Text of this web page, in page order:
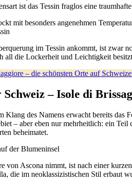
ist das Tessin fraglos eine
im Tessin ankommt, ist zwar
all die Lockerheit und Leichtigkeit
– die schönsten Orte auf
– Isole di
Klang des Namens erwacht bereits
– aber eben nur mehrheitlich: ein
beheimatet.
von Ascona nimmt, ist nach einer
die im neoklassizistischen Stil erbaut